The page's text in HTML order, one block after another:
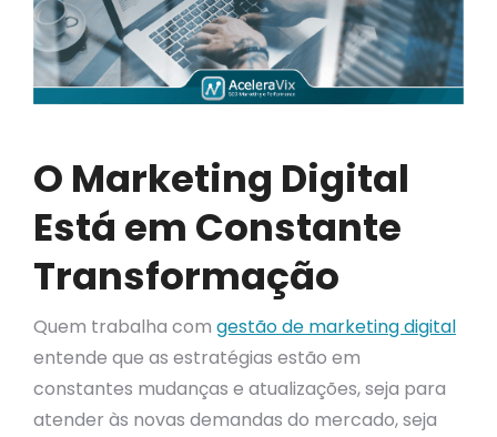
O Marketing Digital
Está em Constante
Transformação
Quem trabalha com gestão de marketing digital
entende que as estratégias estão em
constantes mudanças e atualizações, seja para
atender às novas demandas do mercado, seja